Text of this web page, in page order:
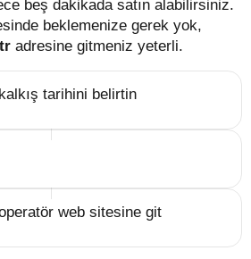
beş dakikada satın alabilirsiniz.
beklemenize gerek yok,
adresine gitmeniz yeterli.
tarihini belirtin
web sitesine git